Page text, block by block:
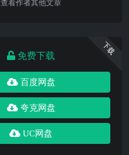
查看作者其他文章
下载
免费下载
百度网盘
夸克网盘
UC网盘